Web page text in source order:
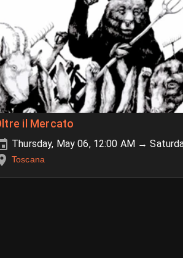
il Mercato
Thursday, May 06, 12:00 AM →
Toscana